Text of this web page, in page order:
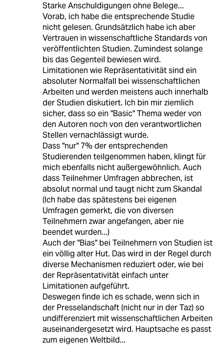
Starke Anschuldigungen ohne Belege...
Vorab, ich habe die entsprechende Studie
nicht gelesen. Grundsätzlich habe ich aber
Vertrauen in wissenschaftliche Standards von
veröffentlichten Studien. Zumindest solange
bis das Gegenteil bewiesen wird.
Limitationen wie Repräsentativität sind ein
absoluter Normalfall bei wissenschaftlichen
Arbeiten und werden meistens auch innerhalb
der Studien diskutiert. Ich bin mir ziemlich
sicher, dass so ein "Basic" Thema weder von
den Autoren noch von den verantwortlichen
Stellen vernachlässigt wurde.
Dass "nur" 7% der entsprechenden
Studierenden teilgenommen haben, klingt für
mich ebenfalls nicht außergewöhnlich. Auch
dass Teilnehmer Umfragen abbrechen, ist
absolut normal und taugt nicht zum Skandal
(Ich habe das spätestens bei eigenen
Umfragen gemerkt, die von diversen
Teilnehmern zwar angefangen, aber nie
beendet wurden...)
Auch der "Bias" bei Teilnehmern von Studien ist
ein völlig alter Hut. Das wird in der Regel durch
diverse Mechanismen reduziert oder, wie bei
der Repräsentativität einfach unter
Limitationen aufgeführt.
Deswegen finde ich es schade, wenn sich in
der Presselandschaft (nicht nur in der Taz) so
undifferenziert mit wissenschaftlichen Arbeiten
auseinandergesetzt wird. Hauptsache es passt
zum eigenen Weltbild...